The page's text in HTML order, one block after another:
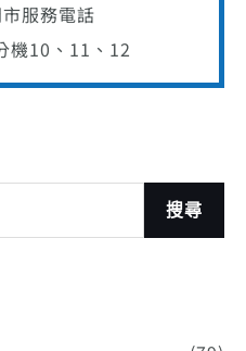
服務電話
機10、11、12
搜尋